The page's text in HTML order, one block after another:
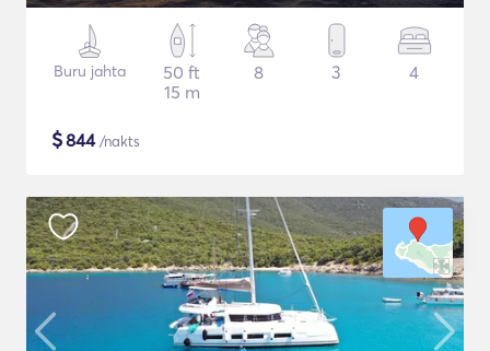
Buru jahta
50 ft
15 m
8 3 4
$844/nakts